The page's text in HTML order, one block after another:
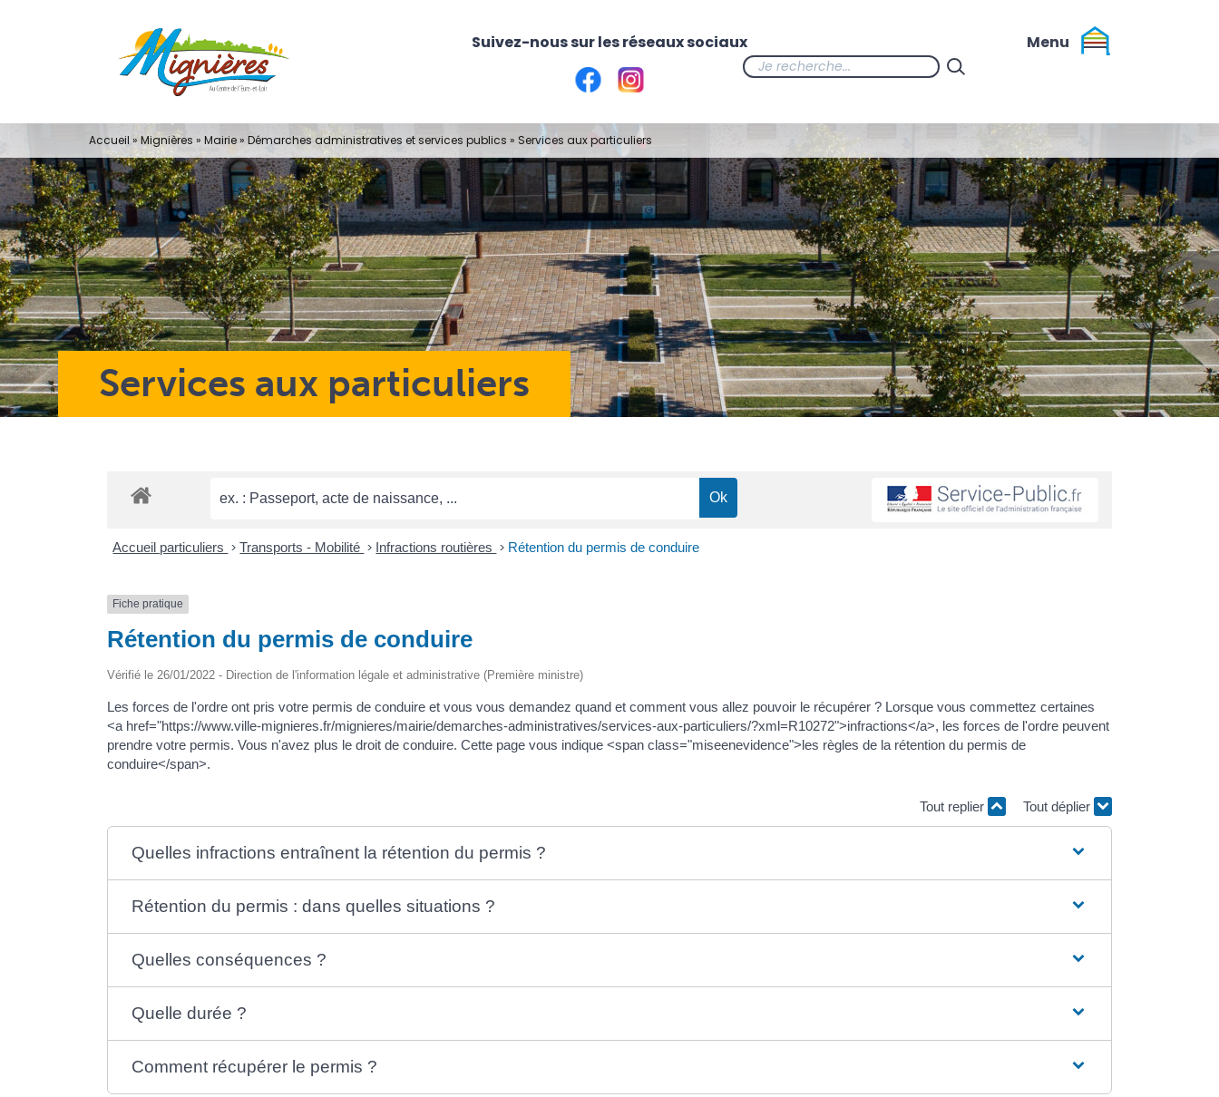
Services aux particuliers
Accueil » Mignières » Mairie» Démarches administratives et services publics » Services aux particuliers
Accueil particuliers > Transports - Mobilité > Infractions routières > Rétention du permis de conduire
Fiche pratique
Rétention du permis de conduire
Vérifié le 26/01/2022 - Direction de l'information légale et administrative (Première ministre)
Les forces de l'ordre ont pris votre permis de conduire et vous vous demandez quand et comment vous allez pouvoir le récupérer ? Lorsque vous commettez certaines
<a href="https://www.ville-mignieres.fr/mignieres/mairie/demarches-administratives/services-aux-particuliers/?xml=R10272">infractions</a>, les forces de l'ordre peuvent
prendre votre permis. Vous n'avez plus le droit de conduire. Cette page vous indique <span class="miseenevidence">les règles de la rétention du permis de
conduire</span>.
Tout replier Tout déplier
Quelles infractions entraînent la rétention du permis ?
Rétention du permis : dans quelles situations ?
Quelles conséquences ?
Quelle durée ?
Comment récupérer le permis ?